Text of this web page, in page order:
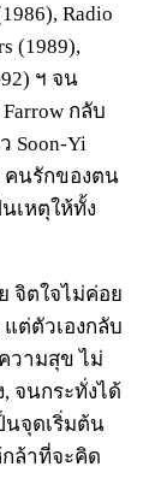
Radio
(1989),
ฯ จน
กลับ
Soon-Yi
คนรักของตน
เหตุให้ทั้ง
จิตใจไม่ค่อย
ต่ตัวเองกลับ
วามสุข ไม่
จนกระทั่งได้
นจุดเริ่มต้น
ล้าที่จะคิด